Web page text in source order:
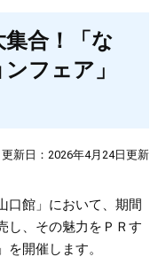
合！「な
フェア」
更新日：2026年4月24日更新
口館」において、期間
し、その魅力をＰＲす
開催します。